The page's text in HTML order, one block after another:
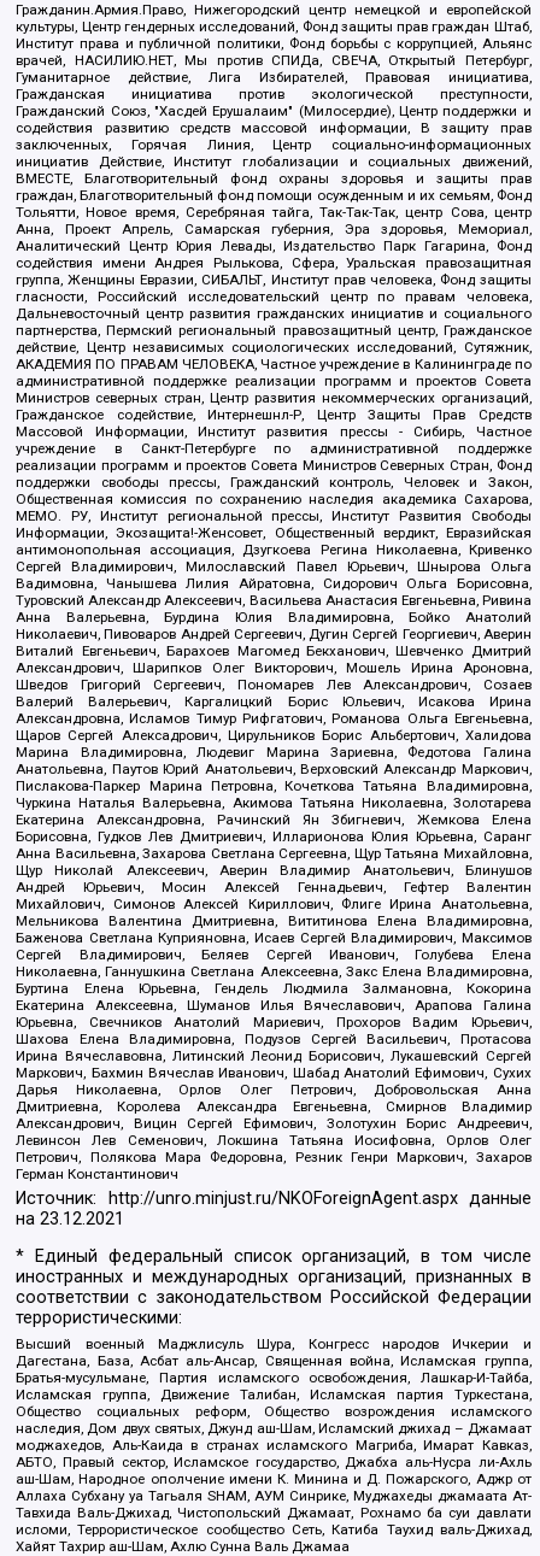
Гражданин.Армия.Право, Нижегородский центр немецкой и европейской
культуры, Центр гендерных исследований, Фонд защиты прав граждан Штаб,
Институт права и публичной политики, Фонд борьбы с коррупцией, Альянс
врачей, НАСИЛИЮ.НЕТ, Мы против СПИДа, СВЕЧА, Открытый Петербург,
Гуманитарное действие, Лига Избирателей, Правовая инициатива,
Гражданская инициатива против экологической преступности,
Гражданский Союз, "Хасдей Ерушалаим" (Милосердие), Центр поддержки и
содействия развитию средств массовой информации, В защиту прав
заключенных, Горячая Линия, Центр социально-информационных
инициатив Действие, Институт глобализации и социальных движений,
ВМЕСТЕ, Благотворительный фонд охраны здоровья и защиты прав
граждан, Благотворительный фонд помощи осужденным и их семьям, Фонд
Тольятти, Новое время, Серебряная тайга, Так-Так-Так, центр Сова, центр
Анна, Проект Апрель, Самарская губерния, Эра здоровья, Мемориал,
Аналитический Центр Юрия Левады, Издательство Парк Гагарина, Фонд
содействия имени Андрея Рылькова, Сфера, Уральская правозащитная
группа, Женщины Евразии, СИБАЛЬТ, Институт прав человека, Фонд защиты
гласности, Российский исследовательский центр по правам человека,
Дальневосточный центр развития гражданских инициатив и социального
партнерства, Пермский региональный правозащитный центр, Гражданское
действие, Центр независимых социологических исследований, Сутяжник,
АКАДЕМИЯ ПО ПРАВАМ ЧЕЛОВЕКА, Частное учреждение в Калининграде по
административной поддержке реализации программ и проектов Совета
Министров северных стран, Центр развития некоммерческих организаций,
Гражданское содействие, Интернешнл-Р, Центр Защиты Прав Средств
Массовой Информации, Институт развития прессы - Сибирь, Частное
учреждение в Санкт-Петербурге по административной поддержке
реализации программ и проектов Совета Министров Северных Стран, Фонд
поддержки свободы прессы, Гражданский контроль, Человек и Закон,
Общественная комиссия по сохранению наследия академика Сахарова,
МЕМО. РУ, Институт региональной прессы, Институт Развития Свободы
Информации, Экозащита!-Женсовет, Общественный вердикт, Евразийская
антимонопольная ассоциация, Дзугкоева Регина Николаевна, Кривенко
Сергей Владимирович, Милославский Павел Юрьевич, Шнырова Ольга
Вадимовна, Чанышева Лилия Айратовна, Сидорович Ольга Борисовна,
Туровский Александр Алексеевич, Васильева Анастасия Евгеньевна, Ривина
Анна Валерьевна, Бурдина Юлия Владимировна, Бойко Анатолий
Николаевич, Пивоваров Андрей Сергеевич, Дугин Сергей Георгиевич, Аверин
Виталий Евгеньевич, Барахоев Магомед Бекханович, Шевченко Дмитрий
Александрович, Шарипков Олег Викторович, Мошель Ирина Ароновна,
Шведов Григорий Сергеевич, Пономарев Лев Александрович, Созаев
Валерий Валерьевич, Каргалицкий Борис Юльевич, Исакова Ирина
Александровна, Исламов Тимур Рифгатович, Романова Ольга Евгеньевна,
Щаров Сергей Алексадрович, Цирульников Борис Альбертович, Халидова
Марина Владимировна, Людевиг Марина Зариевна, Федотова Галина
Анатольевна, Паутов Юрий Анатольевич, Верховский Александр Маркович,
Пислакова-Паркер Марина Петровна, Кочеткова Татьяна Владимировна,
Чуркина Наталья Валерьевна, Акимова Татьяна Николаевна, Золотарева
Екатерина Александровна, Рачинский Ян Збигневич, Жемкова Елена
Борисовна, Гудков Лев Дмитриевич, Илларионова Юлия Юрьевна, Саранг
Анна Васильевна, Захарова Светлана Сергеевна, Щур Татьяна Михайловна,
Щур Николай Алексеевич, Аверин Владимир Анатольевич, Блинушов
Андрей Юрьевич, Мосин Алексей Геннадьевич, Гефтер Валентин
Михайлович, Симонов Алексей Кириллович, Флиге Ирина Анатольевна,
Мельникова Валентина Дмитриевна, Вититинова Елена Владимировна,
Баженова Светлана Куприяновна, Исаев Сергей Владимирович, Максимов
Сергей Владимирович, Беляев Сергей Иванович, Голубева Елена
Николаевна, Ганнушкина Светлана Алексеевна, Закс Елена Владимировна,
Буртина Елена Юрьевна, Гендель Людмила Залмановна, Кокорина
Екатерина Алексеевна, Шуманов Илья Вячеславович, Арапова Галина
Юрьевна, Свечников Анатолий Мариевич, Прохоров Вадим Юрьевич,
Шахова Елена Владимировна, Подузов Сергей Васильевич, Протасова
Ирина Вячеславовна, Литинский Леонид Борисович, Лукашевский Сергей
Маркович, Бахмин Вячеслав Иванович, Шабад Анатолий Ефимович, Сухих
Дарья Николаевна, Орлов Олег Петрович, Добровольская Анна
Дмитриевна, Королева Александра Евгеньевна, Смирнов Владимир
Александрович, Вицин Сергей Ефимович, Золотухин Борис Андреевич,
Левинсон Лев Семенович, Локшина Татьяна Иосифовна, Орлов Олег
Петрович, Полякова Мара Федоровна, Резник Генри Маркович, Захаров
Герман Константинович
Источник: http://unro.minjust.ru/NKOForeignAgent.aspxданные
на23.12.2021
* Единый федеральный список организаций, в том числе
иностранных и международных организаций, признанных в
соответствии с законодательством Российской Федерации
террористическими:
Высший военный Маджлисуль Шура, Конгресс народов Ичкерии и
Дагестана, База, Асбат аль-Ансар, Священная война, Исламская группа,
Братья-мусульмане, Партия исламского освобождения, Лашкар-И-Тайба,
Исламская группа, Движение Талибан, Исламская партия Туркестана,
Общество социальных реформ, Общество возрождения исламского
наследия, Дом двух святых, Джунд аш-Шам, Исламский джихад – Джамаат
моджахедов, Аль-Каида в странах исламского Магриба, Имарат Кавказ,
АБТО, Правый сектор, Исламское государство, Джабха аль-Нусра ли-Ахль
аш-Шам, Народное ополчение имени К. Минина и Д. Пожарского, Аджр от
Аллаха Субхану уа Тагьаля SHAM, АУМ Синрике, Муджахеды джамаата Ат-
Тавхида Валь-Джихад, Чистопольский Джамаат, Рохнамо ба суи давлати
исломи, Террористическое сообщество Сеть, Катиба Таухид валь-Джихад,
Хайят Тахрир аш-Шам, Ахлю Сунна Валь Джамаа